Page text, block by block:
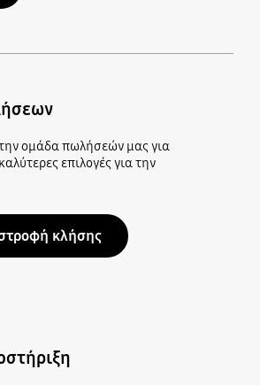
ομάδα πωλήσεών μας για
επιλογές για την
κλήσης